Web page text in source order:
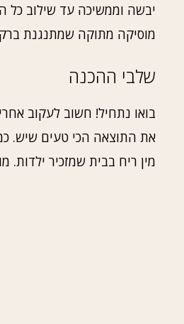
יבשה וממשיכה עד שילוב כל
מוסיקה מתוקה שמתנגנת
שלבי ההכנה
בואו נתחיל! חשוב לעקוב
את התוצאה הכי טעים שיש.
מין ריח בבית שמזכיר ילדות.